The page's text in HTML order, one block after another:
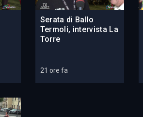
Serata di Ballo
Termoli, intervista La
Torre
21 ore fa